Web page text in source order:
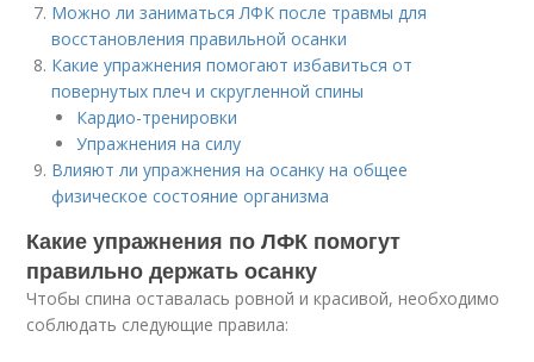
Можно ли заниматься ЛФК после травмы для
восстановления правильной осанки
Какие упражнения помогают избавиться от
повернутых плеч и скругленной спины
Кардио-тренировки
Упражнения на силу
Влияют ли упражнения на осанку на общее
физическое состояние организма
Какие упражнения по ЛФК помогут
правильно держать осанку
Чтобы спина оставалась ровной и красивой, необходимо
соблюдать следующие правила: